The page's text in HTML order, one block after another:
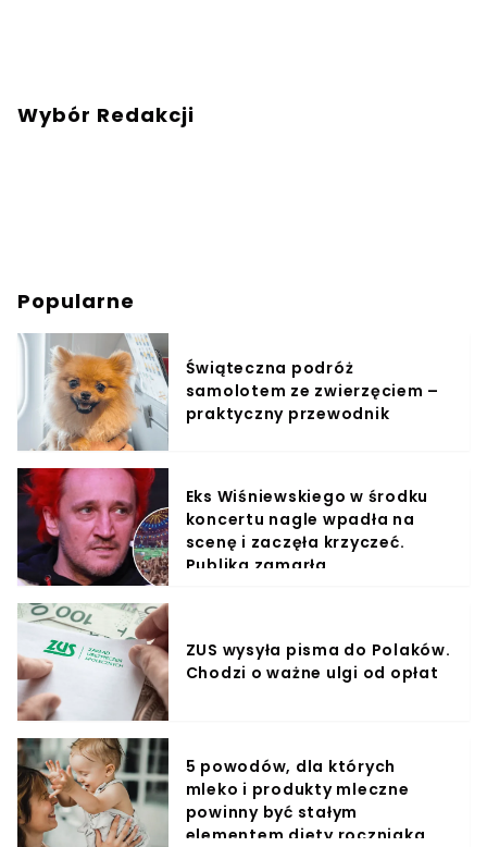
Wybór Redakcji
Popularne
Świąteczna podróż
samolotem ze zwierzęciem –
praktyczny przewodnik
Eks Wiśniewskiego w środku
koncertu nagle wpadła na
scenę i zaczęła krzyczeć.
Publika zamarła
ZUS wysyła pisma do Polaków.
Chodzi o ważne ulgi od opłat
5 powodów, dla których
mleko i produkty mleczne
powinny być stałym
elementem diety roczniaka